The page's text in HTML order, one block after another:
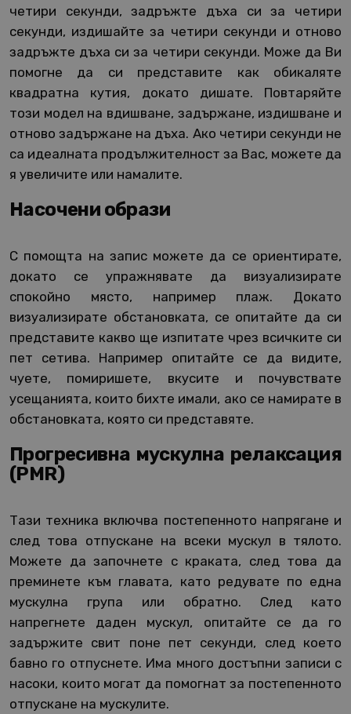
четири секунди, задръжте дъха си за четири
секунди, издишайте за четири секунди и отново
задръжте дъха си за четири секунди. Може да Ви
помогне да си представите как обикаляте
квадратна кутия, докато дишате. Повтаряйте
този модел на вдишване, задържане, издишване и
отново задържане на дъха. Ако четири секунди не
са идеалната продължителност за Вас, можете да
я увеличите или намалите.
Насочени образи
С помощта на запис можете да се ориентирате,
докато се упражнявате да визуализирате
спокойно място, например плаж. Докато
визуализирате обстановката, се опитайте да си
представите какво ще изпитате чрез всичките си
пет сетива. Например опитайте се да видите,
чуете, помиришете, вкусите и почувствате
усещанията, които бихте имали, ако се намирате в
обстановката, която си представяте.
Прогресивна мускулна релаксация
(PMR)
Тази техника включва постепенното напрягане и
след това отпускане на всеки мускул в тялото.
Можете да започнете с краката, след това да
преминете към главата, като редувате по една
мускулна група или обратно. След като
напрегнете даден мускул, опитайте се да го
задържите свит поне пет секунди, след което
бавно го отпуснете. Има много достъпни записи с
насоки, които могат да помогнат за постепенното
отпускане на мускулите.